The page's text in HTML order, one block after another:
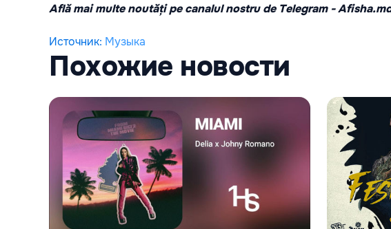
Află mai multe noutăți pe canalul nostru de Telegram -
Источник: Музыка
Похожие новости